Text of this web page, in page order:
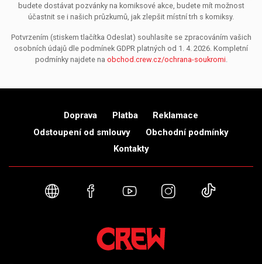
budete dostávat pozvánky na komiksové akce, budete mít možnost
účastnit se i našich průzkumů, jak zlepšit místní trh s komiksy.
Potvrzením (stiskem tlačítka Odeslat) souhlasíte se zpracováním vašich
osobních údajů dle podmínek GDPR platných od 1. 4. 2026. Kompletní
podmínky najdete na obchod.crew.cz/ochrana-soukromi.
Doprava Platba
Reklamace
Odstoupení od smlouvy
Obchodní podmínky
Kontakty
Webové stránky
FacebookYouTubeInstagram